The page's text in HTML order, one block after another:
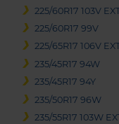
225/60R17 103V
225/60R17 99V
225/65R17 106V
235/45R17 94W
235/45R17 94Y
235/50R17 96W
235/55R17 103W